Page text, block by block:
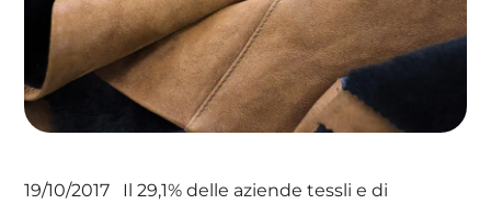
La tua cooperativa energetica sostenibile
PASSA A WEFORGREEN
19/10/2017
Il 29,1% delle aziende tessli e di